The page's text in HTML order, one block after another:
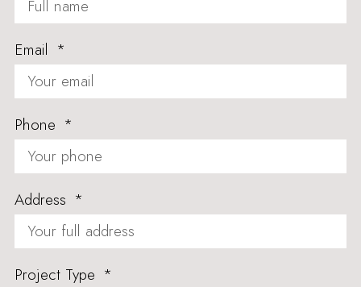
Email
Phone
Address
Project Type